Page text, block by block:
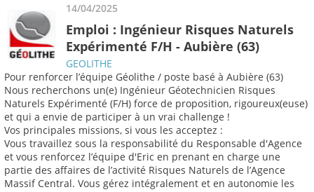
14/04/2025
Emploi : Ingénieur Risques Naturels
Expérimenté F/H - Aubière (63)
GEOLITHE
Pour renforcer l’équipe Géolithe / poste basé à Aubière (63)
Nous recherchons un(e) Ingénieur Géotechnicien Risques
Naturels Expérimenté (F/H) force de proposition, rigoureux(euse)
et qui a envie de participer à un vrai challenge !
Vos principales missions, si vous les acceptez :
Vous travaillez sous la responsabilité du Responsable d'Agence
et vous renforcez l’équipe d'Eric en prenant en charge une
partie des affaires de l’activité Risques Naturels de l’Agence
Massif Central. Vous gérez intégralement et en autonomie les